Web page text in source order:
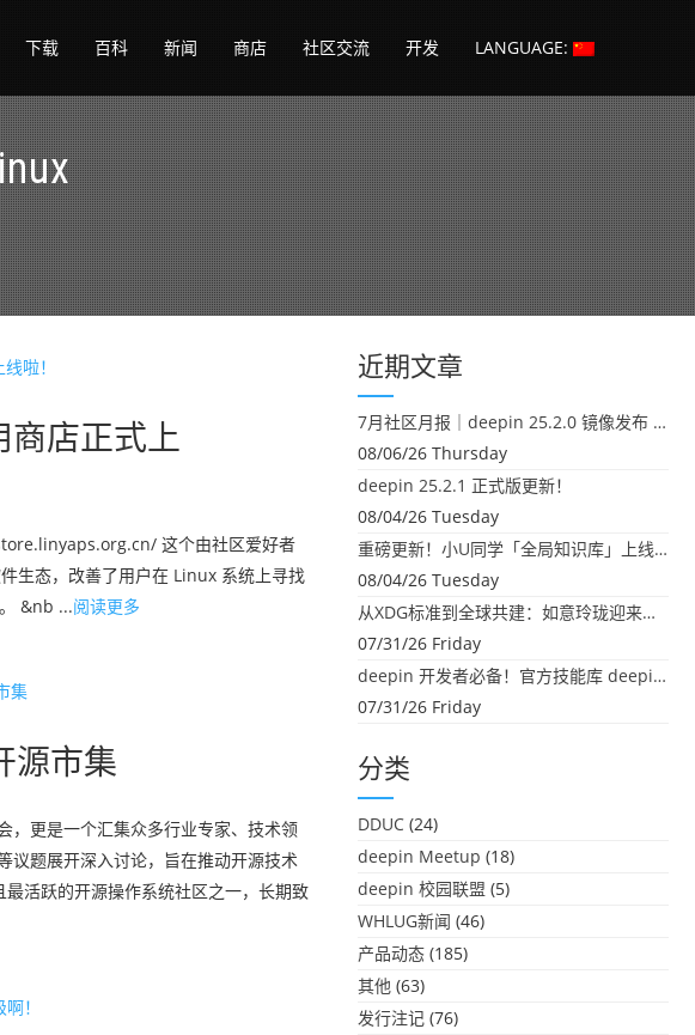
下载 百科 新闻 商店 社区交流 开发 LANGUAGE:
商店正式上
这个由社区爱好者
生态，改善了用户在 Linux 系统上寻找
&nb ...阅读更多
源市集
，更是一个汇集众多行业专家、技术领
议题展开深入讨论，旨在推动开源技术
活跃的开源操作系统社区之一，长期致
近期文章
7月社区月报｜deepin 25.2.0 镜像发布 & 小U同学定时任务上线
08/06/26 Thursday
deepin 25.2.1 正式版更新！
08/04/26 Tuesday
重磅更新！小U同学「全局知识库」上线：你的本地文件，终于"活"起来了
08/04/26 Tuesday
从XDG标准到全球共建：如意玲珑迎来首个海外开源贡献
07/31/26 Friday
deepin 开发者必备！官方技能库 deepin-skills 正式开源
07/31/26 Friday
分类
DDUC (24)
deepin Meetup (18)
deepin 校园联盟 (5)
WHLUG新闻 (46)
产品动态 (185)
其他 (63)
发行注记 (76)